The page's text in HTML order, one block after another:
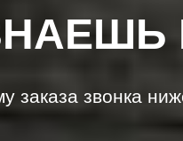
заказа звонка